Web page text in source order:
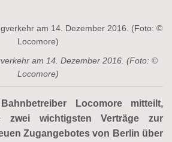
am 14. Dezember 2016. (Foto: ©
Locomore)
Locomore mitteilt,
zwei wichtigsten Verträge zur
Zugangebotes von Berlin über